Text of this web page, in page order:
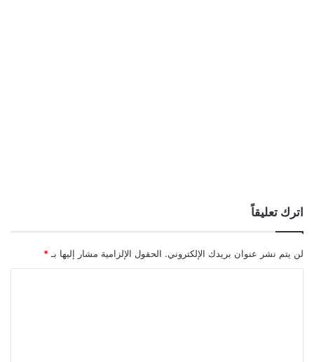
اترك تعليقاً
لن يتم نشر عنوان بريدك الإلكتروني. الحقول الإلزامية مشار إليها بـ *